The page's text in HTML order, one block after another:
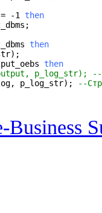
-1 then
then
then
p_log_str); --
p_log_str);
--
Business